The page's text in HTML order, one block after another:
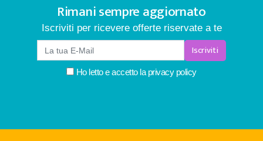
Rimani sempre aggiornato
Iscriviti per ricevere offerte riservate a te
Iscriviti
Ho letto e accetto laprivacy policy